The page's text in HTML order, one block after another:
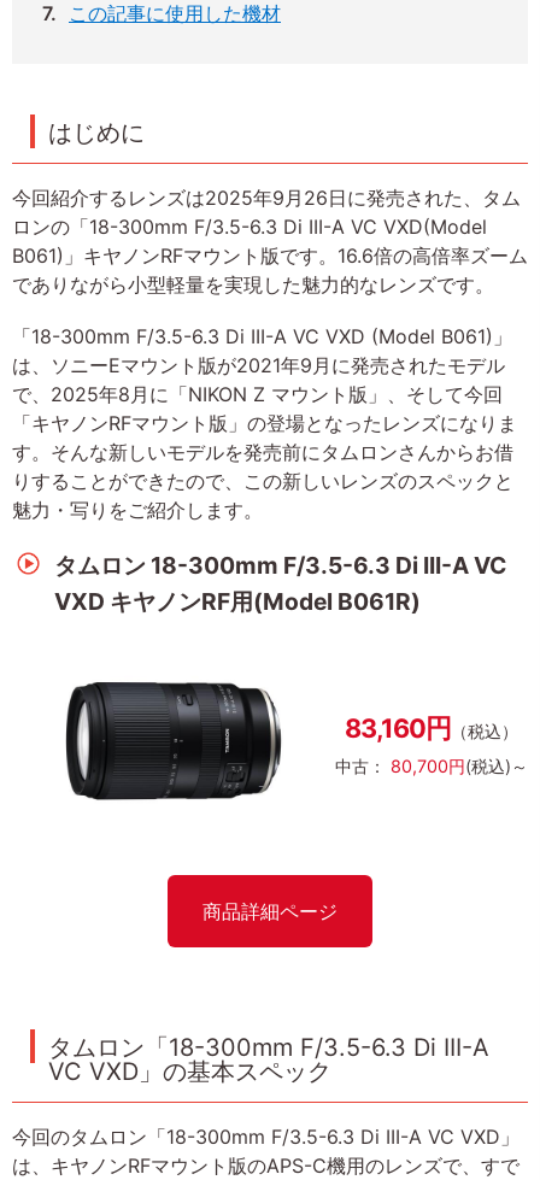
この記事に使用した機材
はじめに
今回紹介するレンズは2025年9月26日に発売された、タム
ロンの「18-300mm F/3.5-6.3 Di III-A VC VXD(Model
B061)」キヤノンRFマウント版です。16.6倍の高倍率ズーム
でありながら小型軽量を実現した魅力的なレンズです。
「18-300mm F/3.5-6.3 Di III-A VC VXD (Model B061)」
は、ソニーEマウント版が2021年9月に発売されたモデル
で、2025年8月に「NIKON Z マウント版」、そして今回
「キヤノンRFマウント版」の登場となったレンズになりま
す。そんな新しいモデルを発売前にタムロンさんからお借
りすることができたので、この新しいレンズのスペックと
魅力・写りをご紹介します。
タムロン 18-300mm F/3.5-6.3 Di III-A VC
VXD キヤノンRF用(Model B061R)
83,160円
（税込）
中古： 80,700円(税込)～
商品詳細ページ
タムロン「18-300mm F/3.5-6.3 Di III-A
VC VXD」の基本スペック
今回のタムロン「18-300mm F/3.5-6.3 Di III-A VC VXD」
は、キヤノンRFマウント版のAPS-C機用のレンズで、すで